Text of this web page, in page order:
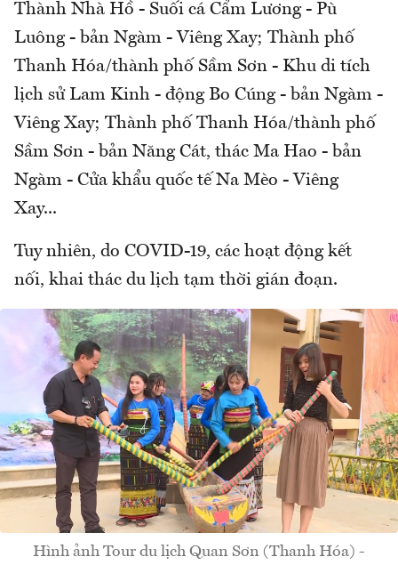
Thành Nhà Hồ - Suối cá Cẩm Lương - Pù
Luông - bản Ngàm - Viêng Xay; Thành phố
Thanh Hóa/thành phố Sầm Sơn - Khu di tích
lịch sử Lam Kinh - động Bo Cúng - bản Ngàm -
Viêng Xay; Thành phố Thanh Hóa/thành phố
Sầm Sơn - bản Năng Cát, thác Ma Hao - bản
Ngàm - Cửa khẩu quốc tế Na Mèo - Viêng
Xay...
Tuy nhiên, do COVID-19, các hoạt động kết
nối, khai thác du lịch tạm thời gián đoạn.
Hình ảnh Tour du lịch Quan Sơn (Thanh Hóa) -